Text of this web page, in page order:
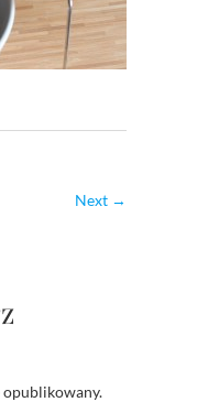
Next →
opublikowany.